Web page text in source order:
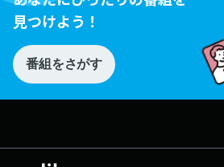
見つけよう！
番組をさがす